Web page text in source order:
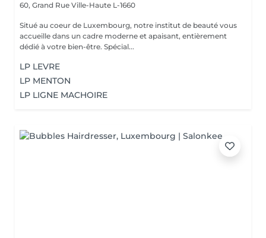
60, Grand Rue Ville-Haute L-1660
Situé au coeur de Luxembourg, notre institut de beauté vous
accueille dans un cadre moderne et apaisant, entièrement
dédié à votre bien-être. Spécial...
LP LEVRE
LP MENTON
LP LIGNE MACHOIRE